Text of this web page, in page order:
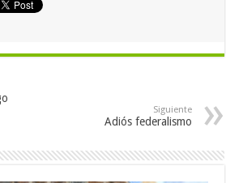
Siguiente
Adiós federalismo